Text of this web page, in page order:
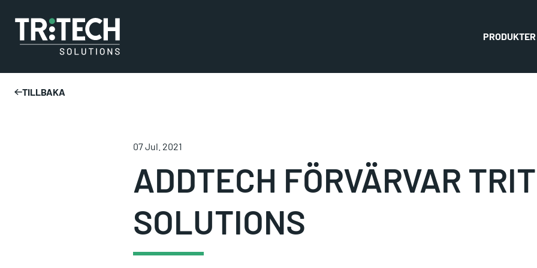
PRODUKTER
TILLBAKA
07 Jul. 2021
ADDTECH FÖRVÄRVAR
SOLUTIONS